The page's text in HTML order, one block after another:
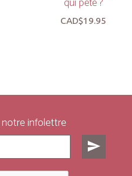
CAD$19.95
infolettre
send